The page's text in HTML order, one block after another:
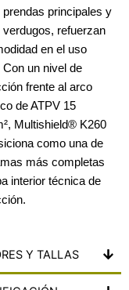
prendas principales y
verdugos, refuerzan
en el uso
Con un nivel de
frente al arco
de ATPV 15
Multishield® K260
como una de
más completas
interior técnica de
Y TALLAS